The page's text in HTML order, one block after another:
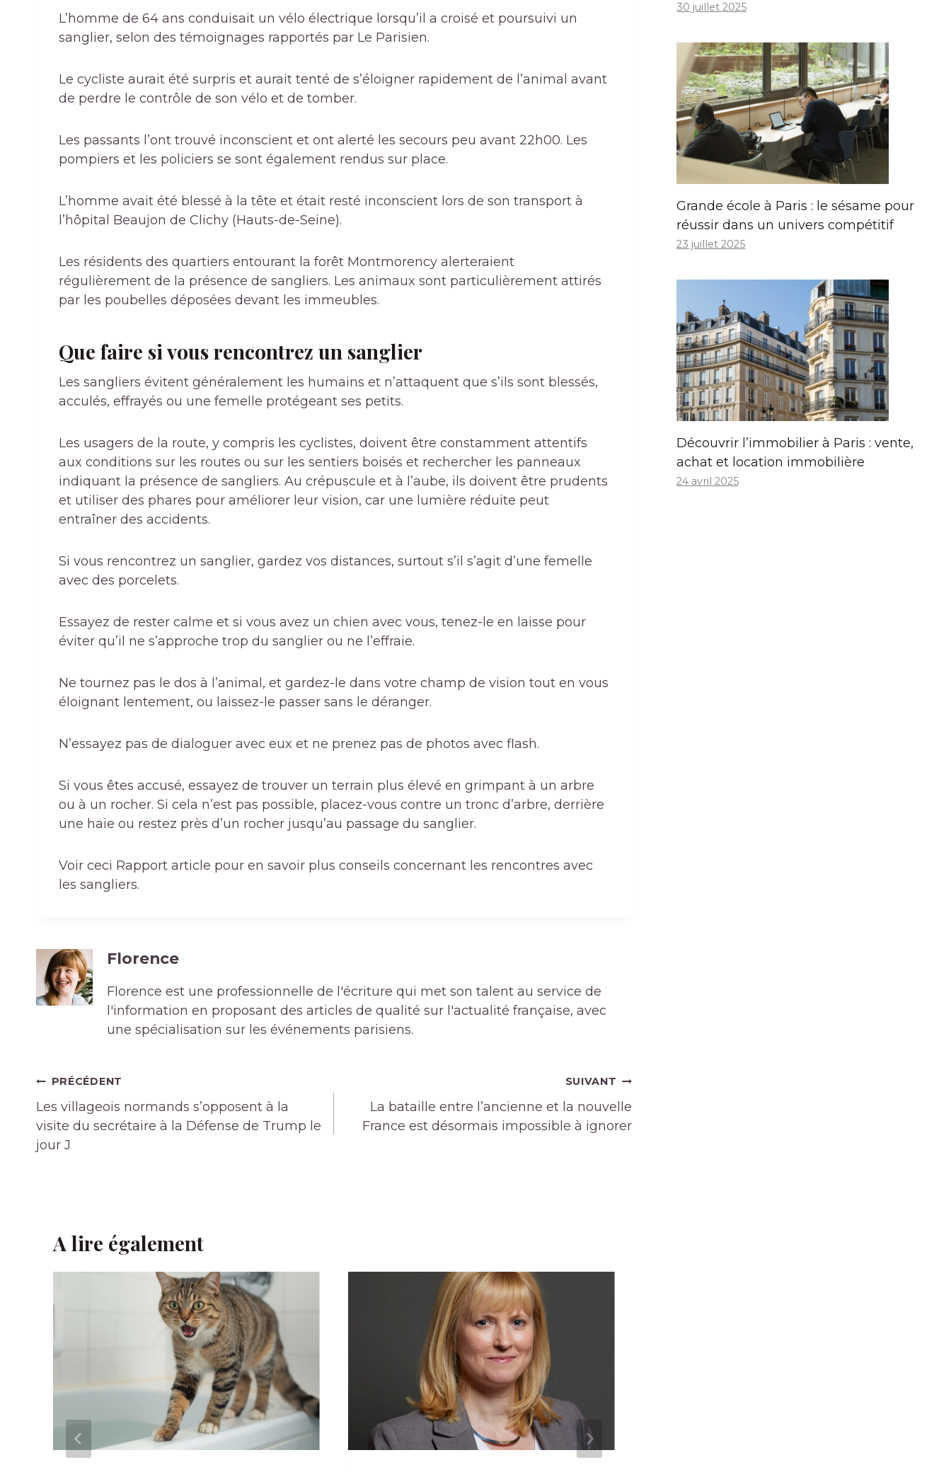
L’homme de 64 ans conduisait un vélo électrique lorsqu’il a croisé et poursuivi un
sanglier, selon des témoignages rapportés par Le Parisien.
Le cycliste aurait été surpris et aurait tenté de s’éloigner rapidement de l’animal avant
de perdre le contrôle de son vélo et de tomber.
Les passants l’ont trouvé inconscient et ont alerté les secours peu avant 22h00. Les
pompiers et les policiers se sont également rendus sur place.
L’homme avait été blessé à la tête et était resté inconscient lors de son transport à
l’hôpital Beaujon de Clichy (Hauts-de-Seine).
Les résidents des quartiers entourant la forêt Montmorency alerteraient
régulièrement de la présence de sangliers. Les animaux sont particulièrement attirés
par les poubelles déposées devant les immeubles.
Que faire si vous rencontrez un sanglier
Les sangliers évitent généralement les humains et n’attaquent que s’ils sont blessés,
acculés, effrayés ou une femelle protégeant ses petits.
Les usagers de la route, y compris les cyclistes, doivent être constamment attentifs
aux conditions sur les routes ou sur les sentiers boisés et rechercher les panneaux
indiquant la présence de sangliers. Au crépuscule et à l’aube, ils doivent être prudents
et utiliser des phares pour améliorer leur vision, car une lumière réduite peut
entraîner des accidents.
Si vous rencontrez un sanglier, gardez vos distances, surtout s’il s’agit d’une femelle
avec des porcelets.
Essayez de rester calme et si vous avez un chien avec vous, tenez-le en laisse pour
éviter qu’il ne s’approche trop du sanglier ou ne l’effraie.
Ne tournez pas le dos à l’animal, et gardez-le dans votre champ de vision tout en vous
éloignant lentement, ou laissez-le passer sans le déranger.
N’essayez pas de dialoguer avec eux et ne prenez pas de photos avec flash.
Si vous êtes accusé, essayez de trouver un terrain plus élevé en grimpant à un arbre
ou à un rocher. Si cela n’est pas possible, placez-vous contre un tronc d’arbre, derrière
une haie ou restez près d’un rocher jusqu’au passage du sanglier.
Voir ceci Rapport article pour en savoir plus conseils concernant les rencontres avec
les sangliers.
Florence
Florence est une professionnelle de l'écriture qui met son talent au service de
l'information en proposant des articles de qualité sur l'actualité française, avec
une spécialisation sur les événements parisiens.
Navigation
de
l’article
PRÉCÉDENT
Les villageois normands s’opposent à la
visite du secrétaire à la Défense de Trump le
jour J
SUIVANT
La bataille entre l’ancienne et la nouvelle
France est désormais impossible à ignorer
A lire également
30 juillet 2025
Grande école à Paris : le sésame pour
réussir dans un univers compétitif
23 juillet 2025
Découvrir l’immobilier à Paris : vente,
achat et location immobilière
24 avril 2025